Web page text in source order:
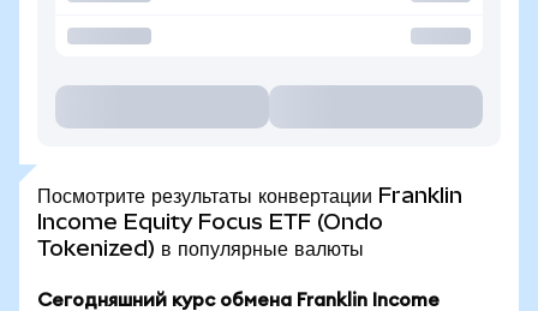
Посмотрите результаты конвертации Franklin
Income Equity Focus ETF (Ondo
Tokenized) в популярные валюты
Сегодняшний курс обмена Franklin Income